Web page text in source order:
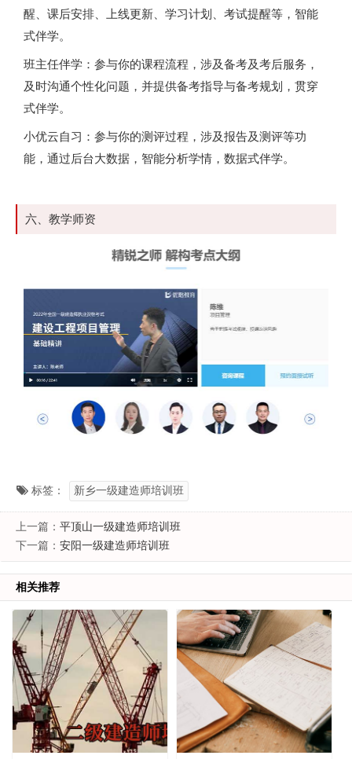
醒、课后安排、上线更新、学习计划、考试提醒等，智能
式伴学。
班主任伴学：参与你的课程流程，涉及备考及考后服务，
及时沟通个性化问题，并提供备考指导与备考规划，贯穿
式伴学。
小优云自习：参与你的测评过程，涉及报告及测评等功
能，通过后台大数据，智能分析学情，数据式伴学。
六、教学师资
标签： 新乡一级建造师培训班
上一篇： 平顶山一级建造师培训班
下一篇： 安阳一级建造师培训班
相关推荐